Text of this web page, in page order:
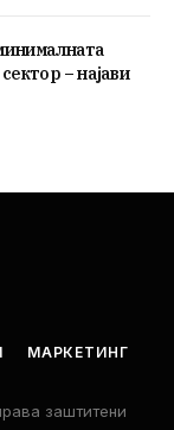
– најави
МАРКЕТИНГ
заштитени